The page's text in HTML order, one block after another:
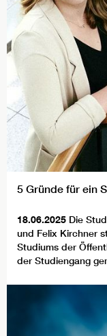
5 Gründe für ein
18.06.2025 Die
und Felix Kirchner
Studiums der
der Studiengang